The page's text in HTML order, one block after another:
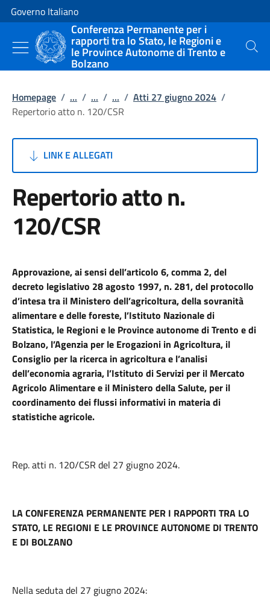
Vai al contenuto
Vai alla navigazione del sito
Governo Italiano
Conferenza Permanente per i
rapporti tra lo Stato, le Regioni e
le Province Autonome di Trento e
Bolzano
Cerca
Homepage / ... / ... / ... / Atti 27 giugno 2024 /
Repertorio atto n. 120/CSR
LINK E ALLEGATI
Repertorio atto n.
120/CSR
Approvazione, ai sensi dell’articolo 6, comma 2, del
decreto legislativo 28 agosto 1997, n. 281, del protocollo
d’intesa tra il Ministero dell’agricoltura, della sovranità
alimentare e delle foreste, l’Istituto Nazionale di
Statistica, le Regioni e le Province autonome di Trento e di
Bolzano, l’Agenzia per le Erogazioni in Agricoltura, il
Consiglio per la ricerca in agricoltura e l’analisi
dell’economia agraria, l’Istituto di Servizi per il Mercato
Agricolo Alimentare e il Ministero della Salute, per il
coordinamento dei flussi informativi in materia di
statistiche agricole.
Rep. atti n. 120/CSR del 27 giugno 2024.
LA CONFERENZA PERMANENTE PER I RAPPORTI TRA LO
STATO, LE REGIONI E LE PROVINCE AUTONOME DI TRENTO
E DI BOLZANO
Nella seduta del 27 giugno 2024: